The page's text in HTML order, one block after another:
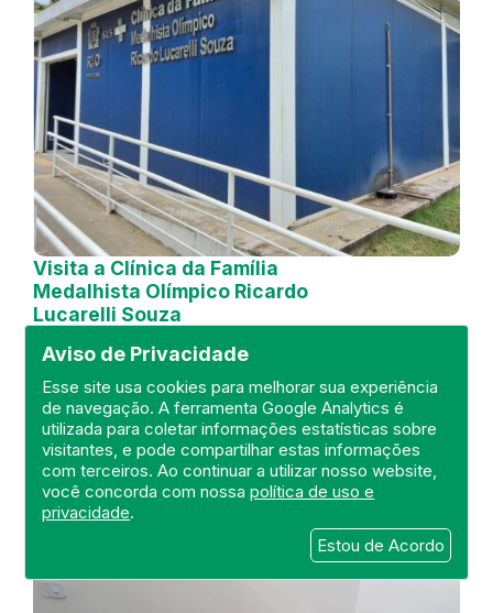
Aviso de Privacidade
Esse site usa cookies para melhorar sua experiência
de navegação. A ferramenta Google Analytics é
utilizada para coletar informações estatísticas sobre
visitantes, e pode compartilhar estas informações
com terceiros. Ao continuar a utilizar nosso website,
você concorda com nossapolítica de uso e
privacidade.
Estou de Acordo
Visita a Clínica da Família
Medalhista Olímpico Ricardo
Lucarelli Souza
DEFIS
21 de October de 2024
FISCALIZAÇÃO
RIO DE JANEIRO
UNIDADE BÁSICA
DEFIS
ATO MÉDICO
REGIÃO METROPOLITANA I.